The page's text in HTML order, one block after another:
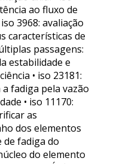
ao fluxo de
3968: avaliação
características de
passagens:
estabilidade e
• iso 23181:
fadiga pela vazão
• iso 11170:
as
dos elementos
de fadiga do
do elemento